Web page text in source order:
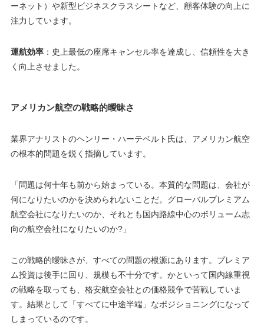
ーネット）や新型ビジネスクラスシートなど、顧客体験の向上に
注力しています。
運航効率 ：史上最低の座席キャンセル率を達成し、信頼性を大き
く向上させました。
アメリカン航空の戦略的曖昧さ
業界アナリストのヘンリー・ハーテベルト氏は、アメリカン航空
の根本的問題を鋭く指摘しています。
「問題は何十年も前から始まっている。本質的な問題は、会社が
何になりたいのかを決められないことだ。グローバルプレミアム
航空会社になりたいのか、それとも国内路線中心のボリューム志
向の航空会社になりたいのか?」
この戦略的曖昧さが、すべての問題の根源にあります。プレミア
ム投資は後手に回り、規模も不十分です。かといって国内線重視
の戦略を取っても、格安航空会社との価格競争で苦戦していま
す。結果として「すべてに中途半端」なポジショニングになって
しまっているのです。